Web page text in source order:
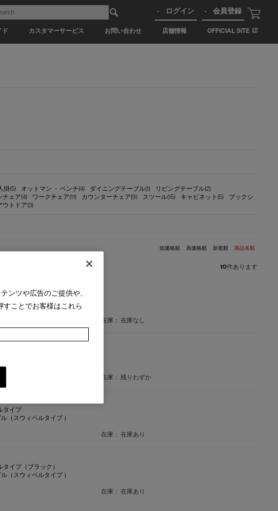
ド カスタマーサービス お問い合わせ 店舗情報 OFFICIAL SITE
ログイン 会員登録
掛(5) オットマン ・ ベンチ(4) ダイニングテーブル(1)
リビングテーブル(2)
チェア(4) ワークチェア(11) カウンターチェア(9) スツール(15) キャビネット(5)
ブックシ
ウトドア(3)
低価格順 高価格順 新着順 商品名順
10件あります
シュ材BK）
ドテーブル
在庫： 在庫なし
在庫： 残りわずか
タイプ
（スウィベルタイプ ）
在庫： 在庫あり
イプ（ブラック）
（スウィベルタイプ ）
在庫： 在庫あり
ンツや広告のご提供や、
すことでお客様はこれら